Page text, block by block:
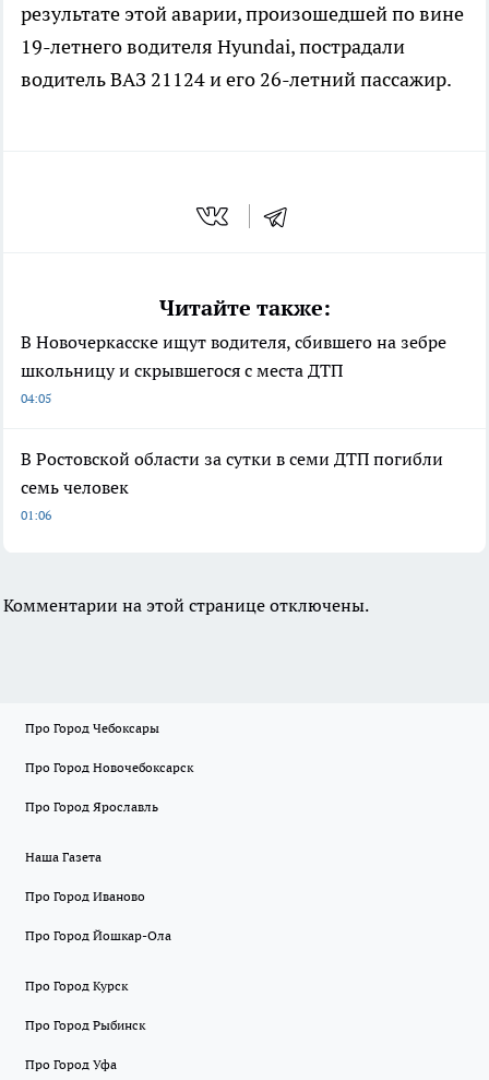
результате этой аварии, произошедшей по вине
19-летнего водителя Hyundai, пострадали
водитель ВАЗ 21124 и его 26-летний пассажир.
Читайте также:
В Новочеркасске ищут водителя, сбившего на зебре
школьницу и скрывшегося с места ДТП
04:05
В Ростовской области за сутки в семи ДТП погибли
семь человек
01:06
Комментарии на этой странице отключены.
Про Город Чебоксары
Про Город Новочебоксарск
Про Город Ярославль
Наша Газета
Про Город Иваново
Про Город Йошкар-Ола
Про Город Курск
Про Город Рыбинск
Про Город Уфа